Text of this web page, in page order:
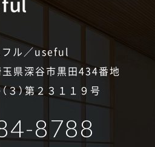
フル／useful
県深谷市黒田434番地
３）第２３１１９号
8788